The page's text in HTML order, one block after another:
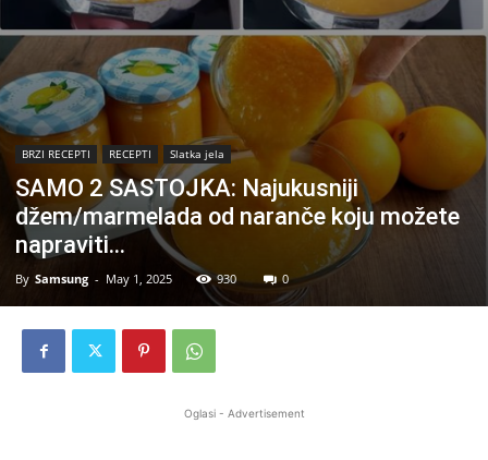
BRZI RECEPTI RECEPTI Slatka jela
SAMO 2 SASTOJKA: Najukusniji
džem/marmelada od naranče koju možete
napraviti…
By Samsung - May 1, 2025 930 0
Oglasi - Advertisement